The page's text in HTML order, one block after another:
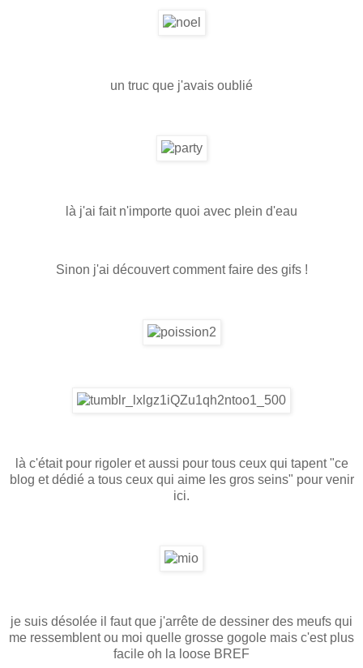
un truc que j'avais oublié
là j'ai fait n'importe quoi avec plein d'eau
Sinon j'ai découvert comment faire des gifs !
là c'était pour rigoler et aussi pour tous ceux qui tapent "ce
blog et dédié a tous ceux qui aime les gros seins" pour venir
ici.
je suis désolée il faut que j'arrête de dessiner des meufs qui
me ressemblent ou moi quelle grosse gogole mais c'est plus
facile oh la loose BREF